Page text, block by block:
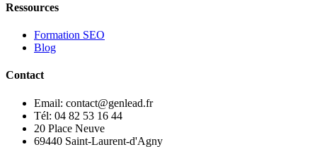
Ressources
Formation SEO
Blog
Contact
Email: contact@genlead.fr
Tél: 04 82 53 16 44
20 Place Neuve
69440 Saint-Laurent-d'Agny